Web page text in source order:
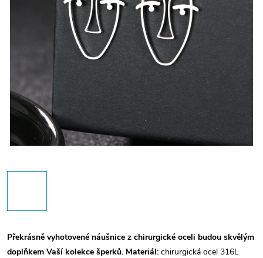
Překrásně vyhotovené náušnice z chirurgické oceli budou skvělým
doplňkem Vaší kolekce šperků. Materiál: chirurgická ocel 316L